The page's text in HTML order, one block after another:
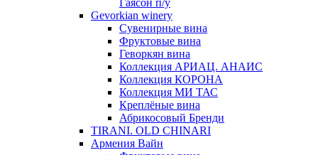
Гаясон п/у
Gevorkian winery
Сувенирные вина
Фруктовые вина
Геворкян вина
Коллекция АРИАЦ. АНАИС
Коллекция КОРОНА
Коллекция МИ ТАС
Креплёные вина
Абрикосовый Бренди
TIRANI. OLD CHINARI
Армения Вайн